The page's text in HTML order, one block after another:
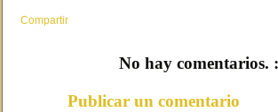
Compartir
No hay comentarios. :
Publicar un comentario